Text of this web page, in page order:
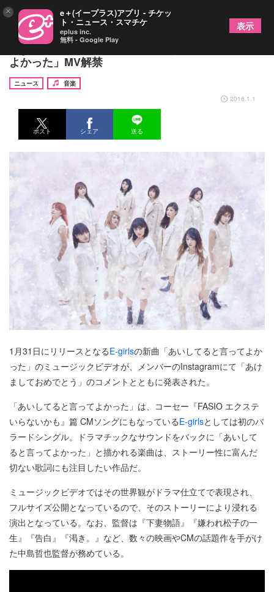
E-girls初のバラードシングル「あいしてると言って
よかった」MV解禁
ニュース
音楽
2018.1.1
ポスト シェア 送る
1月31日にリリースとなるE-girlsの新曲「あいしてると言ってよか
った」のミュージックビデオが、メンバーのInstagramにて「あけ
ましておめでとう」のコメントとともに発表された。
「あいしてると言ってよかった」は、コーセー『FASIO エクステ
いらないかも』篇 CMソングにもなっているE-girlsとしては初のバ
ラードシングル。ドラマチックなサウンドをバックに「あいして
ると言ってよかった」と描かれる楽曲は、ストーリー性に富んだ
切ない歌詞にも注目したい作品だ。
ミュージックビデオではその世界観がドラマ仕立てで表現され、
フルサイズ公開となっているので、そのストーリーにより浸れる
演出となっている。なお、監督は『下妻物語』『嫌われ松子の一
生』『告白』『渇き。』など、数々の映画やCMの話題作を手がけ
た中島哲也監督が務めている。
× e＋(イープラス)アプリ - チケッ
ト・ニュース・スマチケ
eplus inc.
無料 - Google Play
表示